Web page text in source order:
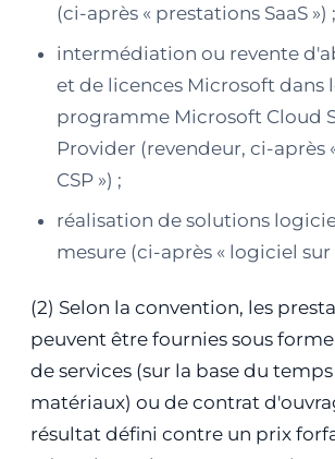
(ci-après « prestations SaaS ») ;
intermédiation ou revente
et de licences Microsoft dans
programme Microsoft Cloud
Provider (revendeur, ci-après
CSP ») ;
réalisation de solutions
mesure (ci-après « logiciel sur
(2) Selon la convention, les
peuvent être fournies sous
de services (sur la base du
matériaux) ou de contrat
résultat défini contre un prix